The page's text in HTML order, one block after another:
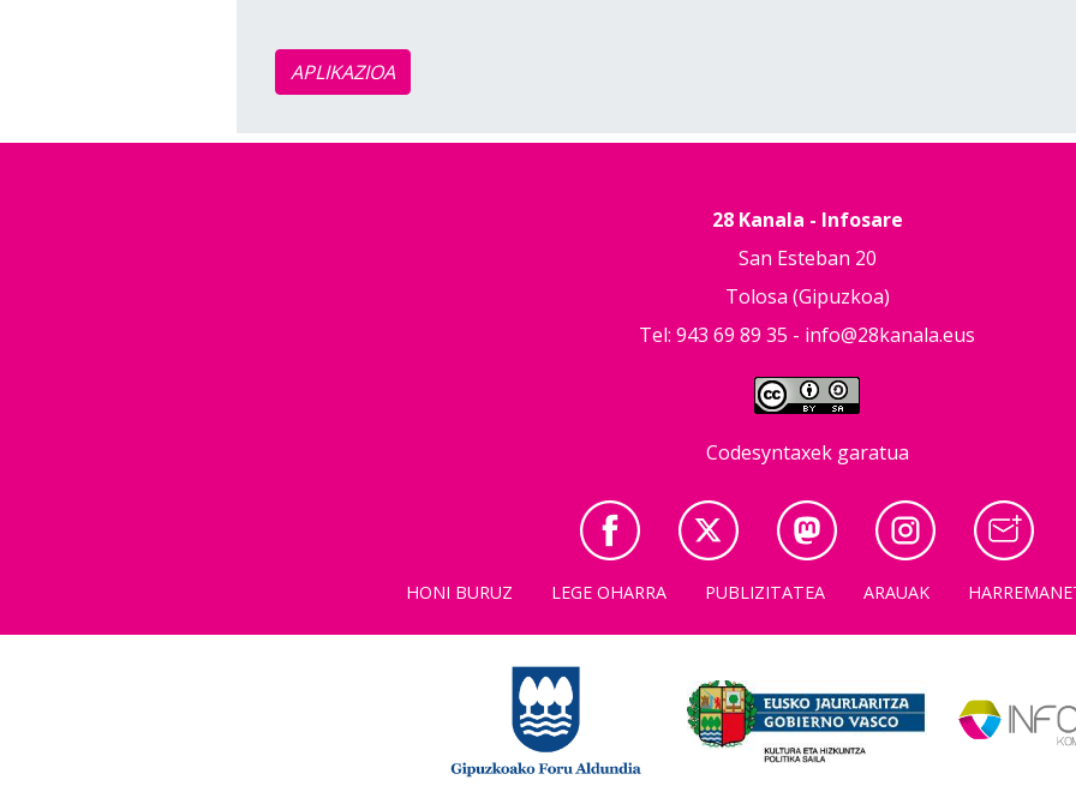
APLIKAZIOA
28 Kanala - Infosare
San Esteban 20
Tolosa (Gipuzkoa)
Tel: 943 69 89 35 - info@28kanala.eus
Codesyntaxek garatua
HONI BURUZ LEGE OHARRA PUBLIZITATEA ARAUAK